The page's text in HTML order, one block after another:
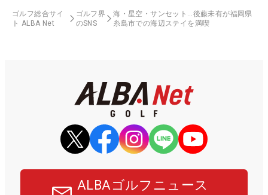
ゴルフ総合サイ
ト ALBA Net
ゴルフ界
のSNS
海・星空・サンセット…後藤未有が福岡県
糸島市での海辺ステイを満喫
ALBAゴルフニュース